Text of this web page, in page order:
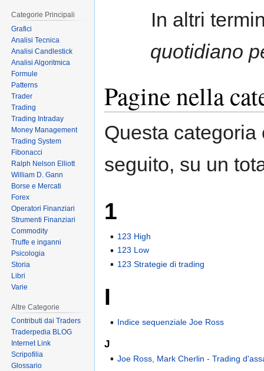
In altri
quotidiano
Pagine nella
Questa
seguito, su un
1
123 High
123 Low
123 Strategie di trading
I
Indice sequenziale Joe Ross
J
Joe Ross, Mark Cherlin - Trading
Categorie Principali
Grafici
Analisi Tecnica
Analisi Candlestick
Analisi Algoritmica
Formule
Patterns
Trader
Trading
Trading Intraday
Money Management
Trading System
Fibonacci
Ralph Nelson Elliott
William D. Gann
Borse e Mercati
Forex
Operatori Finanziari
Strumenti Finanziari
Commodity
Truffe e inganni
Psicologia
Storia
Libri
Varie
Altre Categorie
Contributi dai Traders
Traderpedia BLOG
Internet Link
Scripofilia
Glossario